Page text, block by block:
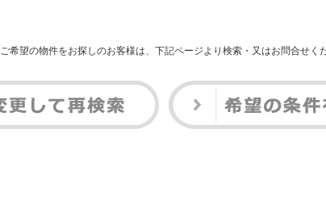
ご希望の物件をお探しのお客様は、下記ページより検索・又はお問合せく